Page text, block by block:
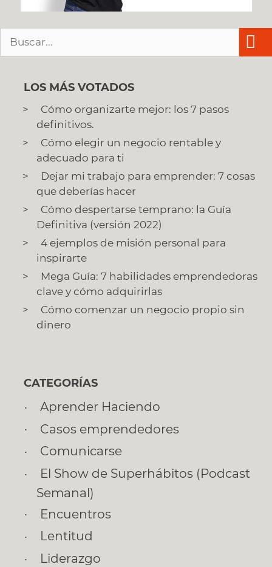
LOS MÁS VOTADOS
Cómo organizarte mejor: los 7 pasos
definitivos.
Cómo elegir un negocio rentable y
adecuado para ti
Dejar mi trabajo para emprender: 7 cosas
que deberías hacer
Cómo despertarse temprano: la Guía
Definitiva (versión 2022)
4 ejemplos de misión personal para
inspirarte
Mega Guía: 7 habilidades emprendedoras
clave y cómo adquirirlas
Cómo comenzar un negocio propio sin
dinero
CATEGORÍAS
Aprender Haciendo
Casos emprendedores
Comunicarse
El Show de Superhábitos (Podcast
Semanal)
Encuentros
Lentitud
Liderazgo